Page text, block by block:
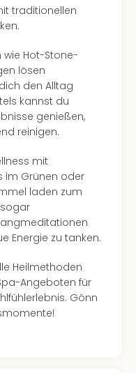
traditionellen
Hot-Stone-
lösen
den Alltag
kannst du
genießen,
reinigen.
mit
im Grünen oder
laden zum
Energie zu tanken.
Heilmethoden
Angeboten für
Gönn